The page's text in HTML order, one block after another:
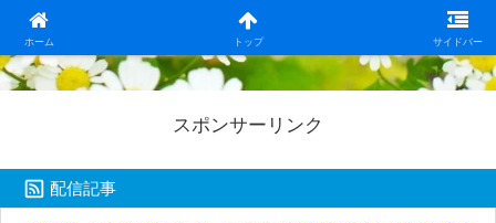
ホーム トップ サイドバー
日本第一！ニュース録
スポンサーリンク
配信記事